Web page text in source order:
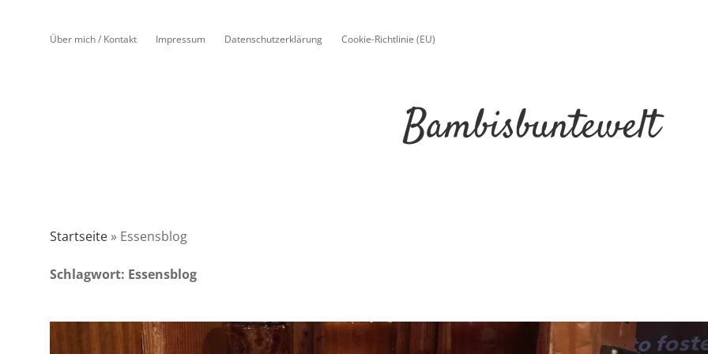
Über mich / Kontakt Impressum Datenschutzerklärung Cookie-Richtlinie (EU)
Bambisbuntewelt
Startseite » Essensblog
Schlagwort: Essensblog